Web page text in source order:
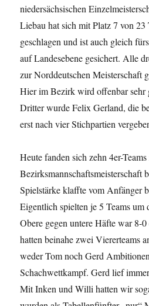
niedersächsischen
Liebau hat sich mit Platz 7 von 23
geschlagen und ist auch gleich
auf Landesebene gesichert. Alle
zur Norddeutschen Meisterschaft
Hier im Bezirk wird offenbar sehr
Dritter wurde Felix Gerland, die
erst nach vier Stichpartien
Heute fanden sich zehn 4er-
Bezirksmannschaftsmeisterschaft
Spielstärke klaffte vom Anfänger
Eigentlich spielten je 5 Teams um
Obere gegen untere Häfte war 8-
hatten beinahe zwei Viererteams
weder Tom noch Gerd
Schachwettkampf. Gerd lief
Mit Inken und Willi hatten wir